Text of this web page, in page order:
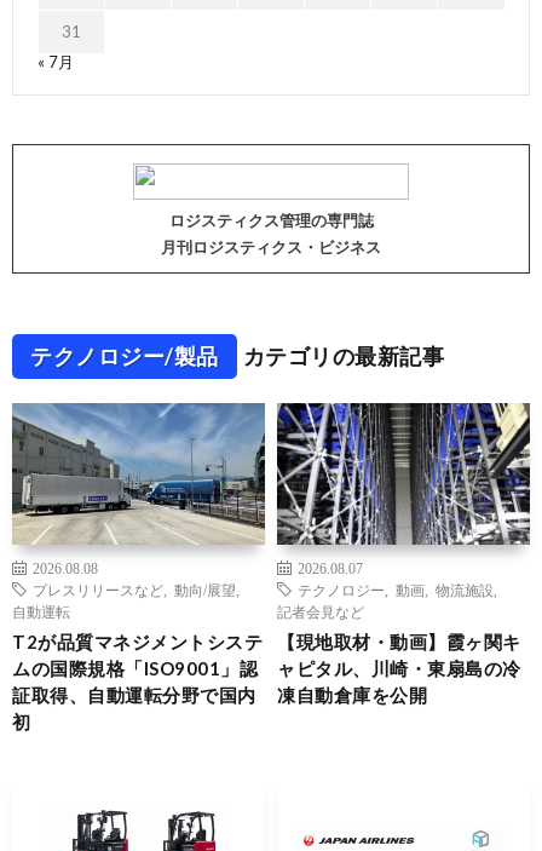
31
« 7月
ロジスティクス管理の専門誌
月刊ロジスティクス・ビジネス
テクノロジー/製品 カテゴリの最新記事
2026.08.08
プレスリリースなど
動向/展望
自動運転
T2が品質マネジメントシステ
ムの国際規格「ISO9001」認
証取得、自動運転分野で国内
初
2026.08.07
テクノロジー
動画 物流施設
記者会見など
【現地取材・動画】霞ヶ関キ
ャピタル、川崎・東扇島の冷
凍自動倉庫を公開